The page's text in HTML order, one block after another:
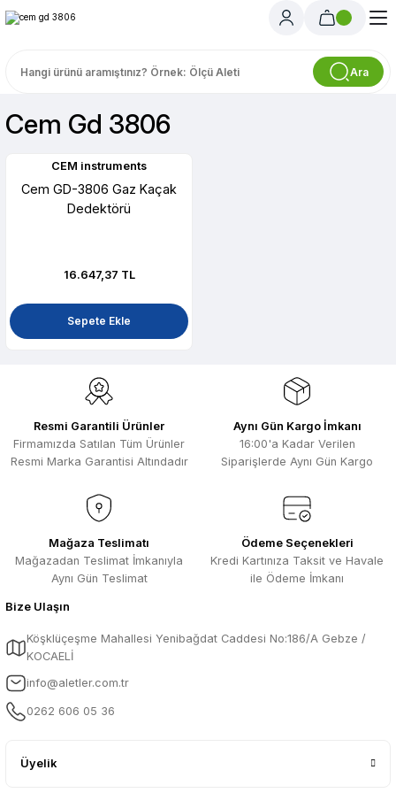
Ara
Cem Gd 3806
CEM instruments
Cem GD-3806 Gaz Kaçak
Dedektörü
16.647,37 TL
Sepete Ekle
Resmi Garantili Ürünler
Firmamızda Satılan Tüm Ürünler
Resmi Marka Garantisi Altındadır
Aynı Gün Kargo İmkanı
16:00'a Kadar Verilen
Siparişlerde Aynı Gün Kargo
Mağaza Teslimatı
Mağazadan Teslimat İmkanıyla
Aynı Gün Teslimat
Ödeme Seçenekleri
Kredi Kartınıza Taksit ve Havale
ile Ödeme İmkanı
Bize Ulaşın
Köşklüçeşme Mahallesi Yenibağdat Caddesi No:186/A Gebze /
KOCAELİ
info@aletler.com.tr
0262 606 05 36
Üyelik